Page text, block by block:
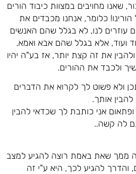
שאנו מחויבים במצוות כיבוד הורים
כלומר, אנחנו מכבדים את
לנו, לא בגלל שהם האנשים
ועוד, אלא בגלל שהם אבא ואמא.
את זה קצת יותר, אז בע"ה יהיו
ולכבד את ההורים.
ולא פשוט לך לקרוא את הדברים
להבין אותך.
אני כותבת לך שכדאי להבין
לה קשה..
ממך שאת באמת רוצה להגיע למצב
והדרך להגיע לכך, היא ע"י זה